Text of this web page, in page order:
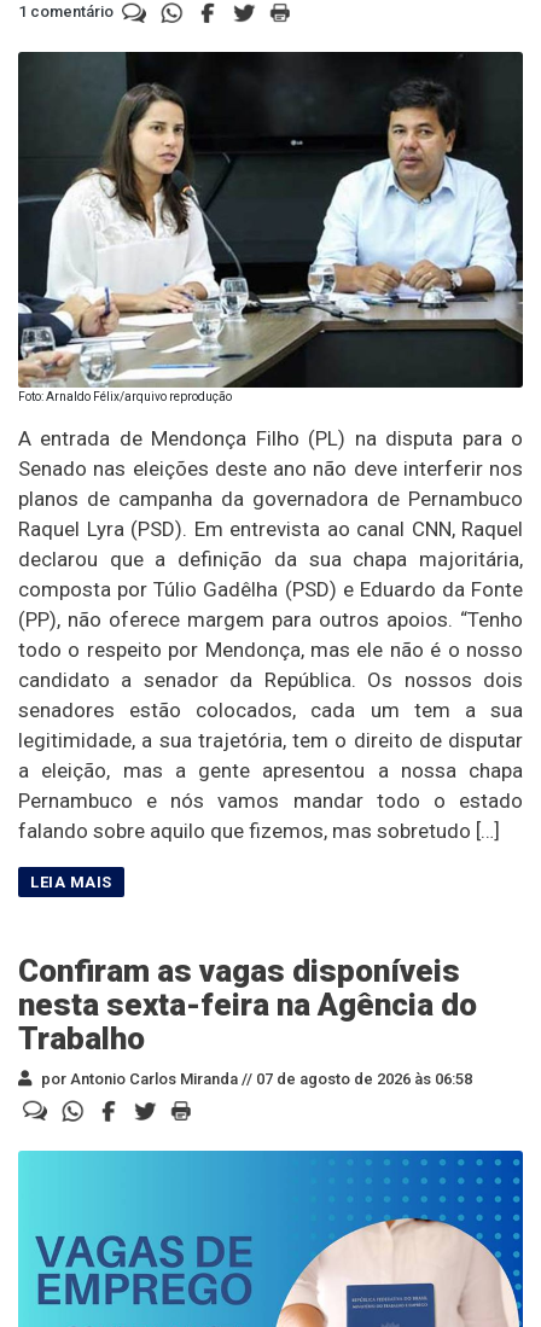
1 comentário
Foto: Arnaldo Félix/arquivo reprodução
A entrada de Mendonça Filho (PL) na disputa para o
Senado nas eleições deste ano não deve interferir nos
planos de campanha da governadora de Pernambuco
Raquel Lyra (PSD). Em entrevista ao canal CNN, Raquel
declarou que a definição da sua chapa majoritária,
composta por Túlio Gadêlha (PSD) e Eduardo da Fonte
(PP), não oferece margem para outros apoios. “Tenho
todo o respeito por Mendonça, mas ele não é o nosso
candidato a senador da República. Os nossos dois
senadores estão colocados, cada um tem a sua
legitimidade, a sua trajetória, tem o direito de disputar
a eleição, mas a gente apresentou a nossa chapa
Pernambuco e nós vamos mandar todo o estado
falando sobre aquilo que fizemos, mas sobretudo […]
Confiram as vagas disponíveis
nesta sexta-feira na Agência do
Trabalho
por Antonio Carlos Miranda // 07 de agosto de 2026 às 06:58